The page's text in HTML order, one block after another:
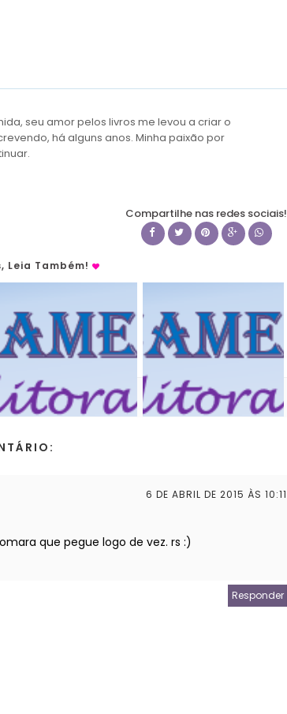
seu amor pelos livros me levou a criar o
há alguns anos. Minha paixão por
Compartilhe nas redes sociais!
Leia Também!
6 DE ABRIL DE 2015 ÀS 10:11
que pegue logo de vez. rs :)
Responder